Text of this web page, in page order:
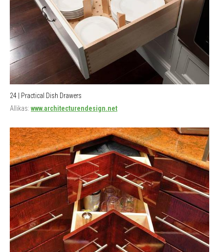
24 | Practical Dish Drawers
Allikas: www.architecturendesign.net